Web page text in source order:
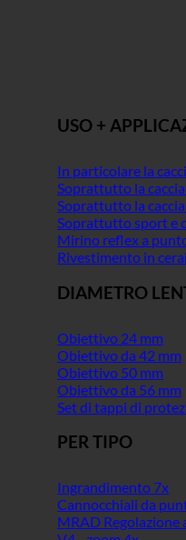
USO +
In particolare la
Soprattutto la
Soprattutto la
Soprattutto sport e
Mirino reflex a
Rivestimento in
DIAMETRO
Obiettivo 24 mm
Obiettivo da 42 mm
Obiettivo 50 mm
Obiettivo da 56 mm
Set di tappi di
PER TIPO
Ingrandimento 7x
Cannocchiali da
MRAD Regolazione